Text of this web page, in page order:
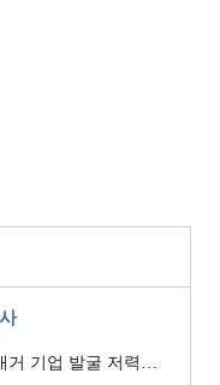
력…올해 ROE 20% 목표”